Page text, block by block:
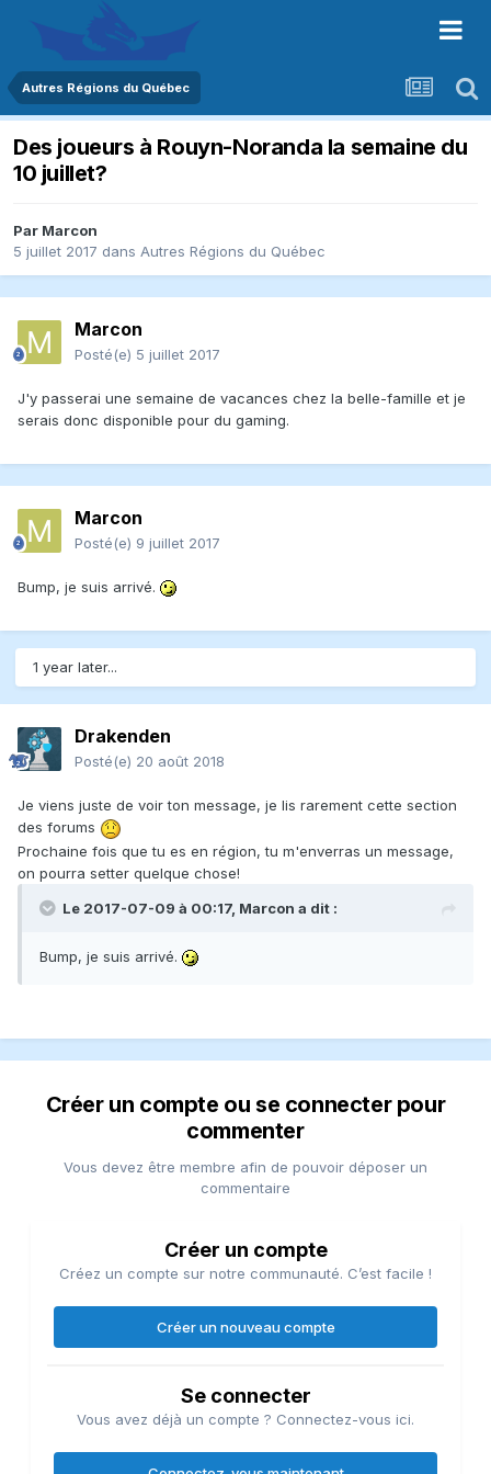
Autres Régions du Québec
Des joueurs à Rouyn-Noranda la semaine du
10 juillet?
Par Marcon
5 juillet 2017 dans Autres Régions du Québec
Marcon
Posté(e) 5 juillet 2017
J'y passerai une semaine de vacances chez la belle-famille et je
serais donc disponible pour du gaming.
Marcon
Posté(e) 9 juillet 2017
Bump, je suis arrivé.
1 year later...
Drakenden
Posté(e) 20 août 2018
Je viens juste de voir ton message, je lis rarement cette section
des forums
Prochaine fois que tu es en région, tu m'enverras un message,
on pourra setter quelque chose!
Le 2017-07-09 à 00:17, Marcon a dit :
Bump, je suis arrivé.
Créer un compte ou se connecter pour
commenter
Vous devez être membre afin de pouvoir déposer un
commentaire
Créer un compte
Créez un compte sur notre communauté. C’est facile !
Créer un nouveau compte
Se connecter
Vous avez déjà un compte ? Connectez-vous ici.